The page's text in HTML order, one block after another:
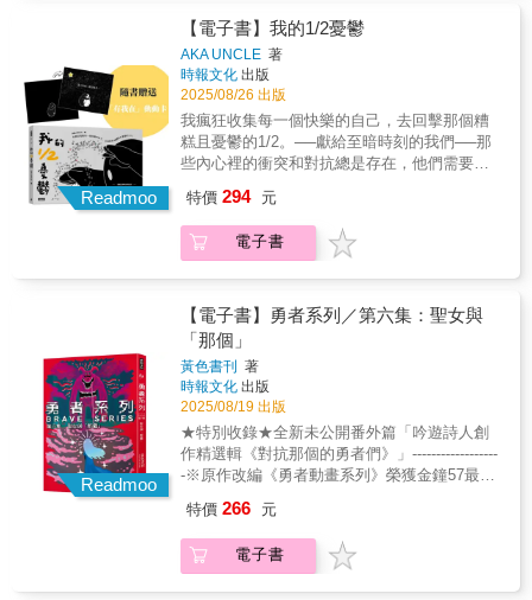
谷口菜津子、真造圭伍、星期一回收日｜饒舌
歌手－someshiit 山姆、艾蜜莉 AMILI、陳嫺靜
Hsien Ching、禪波ZENBØ──齊聲推薦2022
年，對專輯、插畫、音樂祭視覺設計有著豐富
經驗的Peter Mann，想著以自身創作出發連結
跨領域合作，策劃了「芭樂歌」這個企劃。在
《芭樂歌》1.0中，Peter畫下了每個人生命中那
首別具意義的歌，更第一次讓漫畫真正可以被
聽見。3年後，帶著對音樂滿滿的愛意，同時還
帶來最新作品《芭樂歌–穿越時空的回聲》。如
同本次音樂統籌Kuma Liu所說，Peter一直以來
「身為獨立音樂場景的一份子，對於執著於音
樂的人們真的有很入微的觀察及理解。」這次
漫畫家更成為創作者，以4篇故事呈現音樂如何
既是一種煩惱、挫折與逃避，同時也是一種救
贖及出口──#01 「小時候，大人都說答案在課
本裡。活在現代，難道古人能回答我的問題
嗎？」斜槓饒舌歌手勝志，創作之路不斷在
「現實」與「理想」之間拉扯，某天意外穿越
到貌似古代的不知名村落，開始了街頭賣藝的
生活，並遇見了想要證明自己的女歌手……一
程就此展開！#02「用一首歌的時間，把沒能說
出口的話，大聲唱出來吧！」3位高中生想加入
熱音社，卻被社辦地縛靈般的學長三番兩次阻
撓。好不容易爭取到可以在成發演出一首歌的
Readmoo
【電子書】我的1/2憂鬱
AKA UNCLE 著
時報文化 出版
2025/08/26 出版
我瘋狂收集每一個快樂的自己，去回擊那個糟
糕且憂鬱的1/2。──獻給至暗時刻的我們──那
些內心裡的衝突和對抗總是存在，他們需要消
嗎？-■ 隨書附贈：「有我在」動動卡 ■與自己
和解的瞬間，就是光進來的起點。隨視角變換
圖像，呈現動態變化效果。不要忘記，還有自
插畫，畫出兩個1/2的我。快樂的我，憂鬱的
我，有時會進入黑暗的漩渦，有時我會拉住
我。我們內心的衝突和對抗會一直存在，但可
以並存的吧？可以對抗這個複雜的世界的吧？
它就這樣來了。我彷彿被困在深不見底的黑暗
中，持續的悲傷、焦慮和恐懼包裹著我。身體
不斷下沉，想伸手抓住什麼，卻什麼也抓不
住。在情緒低谷裡，在最需要被接住的時刻－
－當情緒內耗成為一種時代通病，我們更需要
「慢慢鬆開自己」的能力。也許不是每個人都
細語為你命名那些無聲的悲傷，也悄悄點亮心
裡的光。你已經很好了，只是忘了怎麼擁抱自
己。
特價 294 元
電子書
Readmoo
【電子書】勇者系列／第六集：聖女與
「那個」
黃色書刊
著
時報文化 出版
2025/08/19 出版
★特別收錄★全新未公開番外篇「吟遊詩人創
作精選輯《對抗那個的勇者們》」------------------
-※原作改編《勇者動畫系列》榮獲金鐘57最佳
歸！劉冠廷、孫可芳、李國毅 配音演出LINE
TV、小公視頻道、小公視YouTube、公視
+2025/8/23起 狂歡開趴！-------------------聖女
特價 266 元
電子書